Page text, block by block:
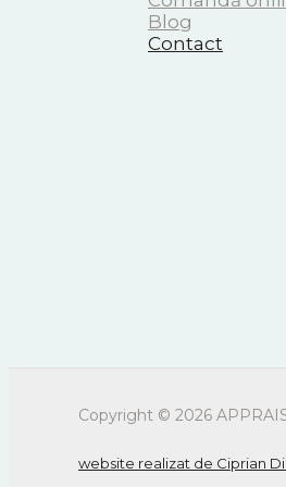
Blog
Contact
Copyright © 2026
website realizat de Ciprian